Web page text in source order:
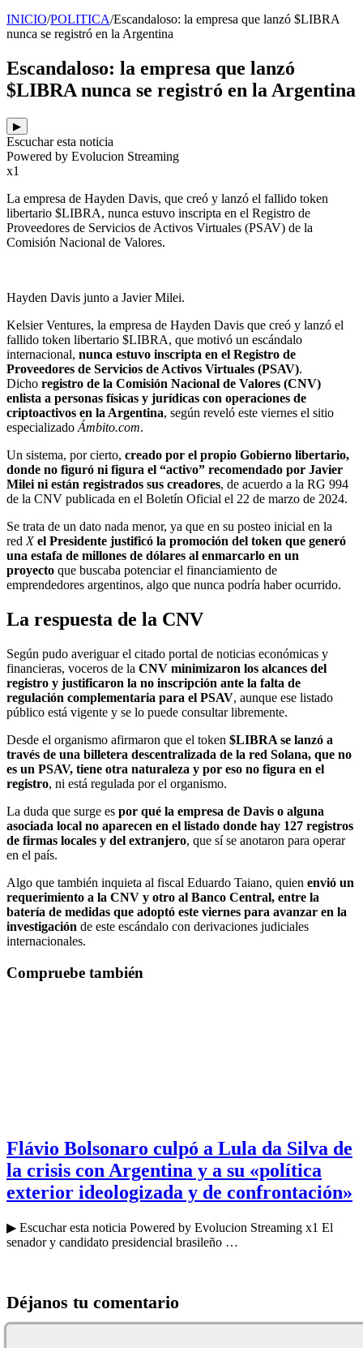
INICIO/POLITICA/Escandaloso: la empresa que lanzó $LIBRA
nunca se registró en la Argentina
Escandaloso: la empresa que lanzó
$LIBRA nunca se registró en la Argentina
▶
Escuchar esta noticia
Powered by Evolucion Streaming
x1
La empresa de Hayden Davis, que creó y lanzó el fallido token
libertario $LIBRA, nunca estuvo inscripta en el Registro de
Proveedores de Servicios de Activos Virtuales (PSAV) de la
Comisión Nacional de Valores.
Hayden Davis junto a Javier Milei.
Kelsier Ventures, la empresa de Hayden Davis que creó y lanzó el
fallido token libertario $LIBRA, que motivó un escándalo
internacional, nunca estuvo inscripta en el Registro de
Proveedores de Servicios de Activos Virtuales (PSAV).
Dicho registro de la Comisión Nacional de Valores (CNV)
enlista a personas físicas y jurídicas con operaciones de
criptoactivos en la Argentina, según reveló este viernes el sitio
especializado Ámbito.com.
Un sistema, por cierto, creado por el propio Gobierno libertario,
donde no figuró ni figura el “activo” recomendado por Javier
Milei ni están registrados sus creadores, de acuerdo a la RG 994
de la CNV publicada en el Boletín Oficial el 22 de marzo de 2024.
Se trata de un dato nada menor, ya que en su posteo inicial en la
red X el Presidente justificó la promoción del token que generó
una estafa de millones de dólares al enmarcarlo en un
proyecto que buscaba potenciar el financiamiento de
emprendedores argentinos, algo que nunca podría haber ocurrido.
La respuesta de la CNV
Según pudo averiguar el citado portal de noticias económicas y
financieras, voceros de la CNV minimizaron los alcances del
registro y justificaron la no inscripción ante la falta de
regulación complementaria para el PSAV, aunque ese listado
público está vigente y se lo puede consultar libremente.
Desde el organismo afirmaron que el token $LIBRA se lanzó a
través de una billetera descentralizada de la red Solana, que no
es un PSAV, tiene otra naturaleza y por eso no figura en el
registro, ni está regulada por el organismo.
La duda que surge es por qué la empresa de Davis o alguna
asociada local no aparecen en el listado donde hay 127 registros
de firmas locales y del extranjero, que sí se anotaron para operar
en el país.
Algo que también inquieta al fiscal Eduardo Taiano, quien envió un
requerimiento a la CNV y otro al Banco Central, entre la
batería de medidas que adoptó este viernes para avanzar en la
investigación de este escándalo con derivaciones judiciales
internacionales.
Compruebe también
Flávio Bolsonaro culpó a Lula da Silva de
la crisis con Argentina y a su «política
exterior ideologizada y de confrontación»
▶ Escuchar esta noticia Powered by Evolucion Streaming x1 El
senador y candidato presidencial brasileño …
Déjanos tu comentario